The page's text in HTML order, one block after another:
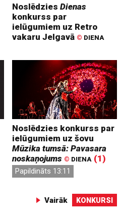
NoslēdziesDienas
konkurss par
ielūgumiem uz Retro
vakaru Jelgavā © DIENA
Noslēdzies konkurss par
ielūgumiem uz šovu
Mūzika tumsā: Pavasara
noskaņojums © DIENA (1)
Papildināts 13:11
Vairāk KONKURSI